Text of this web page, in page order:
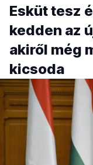
Esküt tesz
kedden az
akiről még
kicsoda